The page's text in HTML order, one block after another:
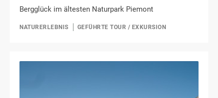
Bergglück im ältesten Naturpark Piemont
NATURERLEBNIS GEFÜHRTE TOUR / EXKURSION